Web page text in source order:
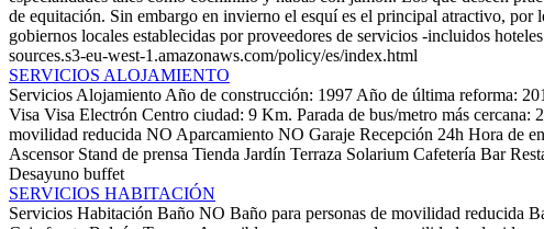
de equitación. Sin embargo en invierno el esquí es el principal atractivo,
gobiernos locales establecidas por proveedores de servicios -incluidos
sources.s3-eu-west-1.amazonaws.com/policy/es/index.html
SERVICIOS ALOJAMIENTO
Servicios Alojamiento Año de construcción: 1997 Año de última reforma:
Visa Visa Electrón Centro ciudad: 9 Km. Parada de bus/metro más cercana:
movilidad reducida NO Aparcamiento NO Garaje Recepción 24h Hora de
Ascensor Stand de prensa Tienda Jardín Terraza Solarium Cafetería Bar
Desayuno buffet
SERVICIOS HABITACIÓN
Servicios Habitación Baño NO Baño para personas de movilidad reducida